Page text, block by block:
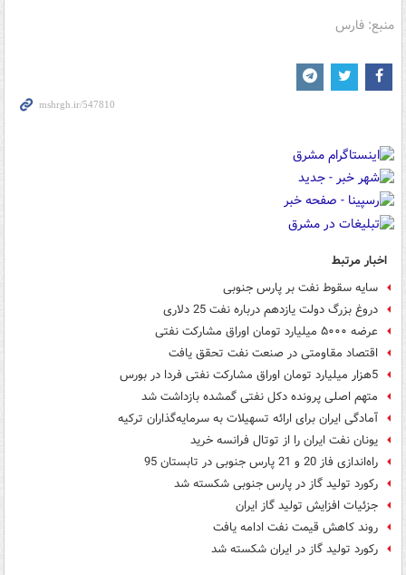
منبع: فارس
اخبار مرتبط
سایه سقوط نفت بر پارس جنوبی
دروغ بزرگ دولت یازدهم درباره نفت 25 دلاری
عرضه ۵۰۰۰ میلیارد تومان اوراق مشارکت نفتی
اقتصاد مقاومتی در صنعت نفت تحقق یافت
5هزار میلیارد تومان اوراق مشارکت نفتی فردا در بورس
متهم اصلی پرونده دکل نفتی گمشده بازداشت شد
آمادگی ایران برای ارائه تسهیلات به سرمایه‌گذاران ترکیه
یونان نفت ایران را از توتال فرانسه خرید
راه‌اندازی فاز 20 و 21 پارس جنوبی در تابستان 95
رکورد تولید گاز در پارس جنوبی شکسته شد
جزئیات افزایش تولید گاز ایران
روند کاهش قیمت نفت ادامه یافت
رکورد تولید گاز در ایران شکسته شد